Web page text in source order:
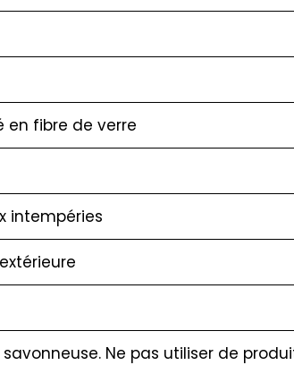
en fibre de verre
intempéries
Ne pas utiliser de